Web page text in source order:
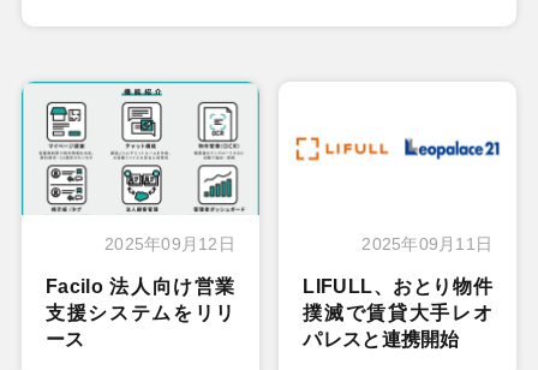
2025年09月12日
Facilo 法人向け営業
支援システムをリリ
ース
2025年09月11日
LIFULL、おとり物件
撲滅で賃貸大手レオ
パレスと連携開始